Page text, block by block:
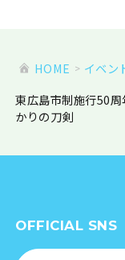
HOME
イベン
東広島市制施行50
かりの刀剣
OFFICIAL SNS